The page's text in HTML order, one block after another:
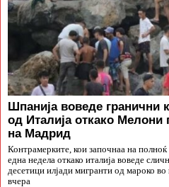
Шпанија воведе гранични
од Италија откако
на Мадрид
Контрамерките, кои започнаа на
една недела откако италија воведе
десетици илјади мигранти од мароко
вчера